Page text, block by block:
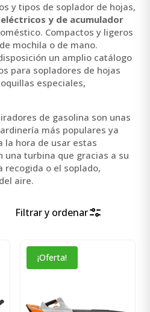
y tipos de soplador de hojas,
eléctricos y de acumulador
Compactos y ligeros
mochila o de mano.
un amplio catálogo
para sopladores de hojas
especiales,
de gasolina son unas
más populares ya
la hora de usar estas
una turbina que gracias a su
o el soplado,
aire.
Filtrar y ordenar
¡Oferta!